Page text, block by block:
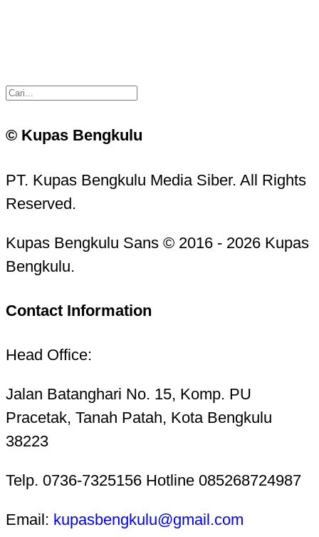
© Kupas Bengkulu
PT. Kupas Bengkulu Media Siber. All Rights
Reserved.
Kupas Bengkulu Sans © 2016 - 2026 Kupas
Bengkulu.
Contact Information
Head Office:
Jalan Batanghari No. 15, Komp. PU
Pracetak, Tanah Patah, Kota Bengkulu
38223
Telp. 0736-7325156 Hotline 085268724987
Email: kupasbengkulu@gmail.com